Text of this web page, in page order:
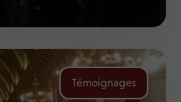
Témoignages